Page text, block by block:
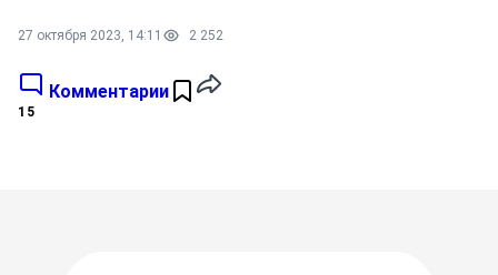
27 октября 2023, 14:11 2 252
Комментарии
15